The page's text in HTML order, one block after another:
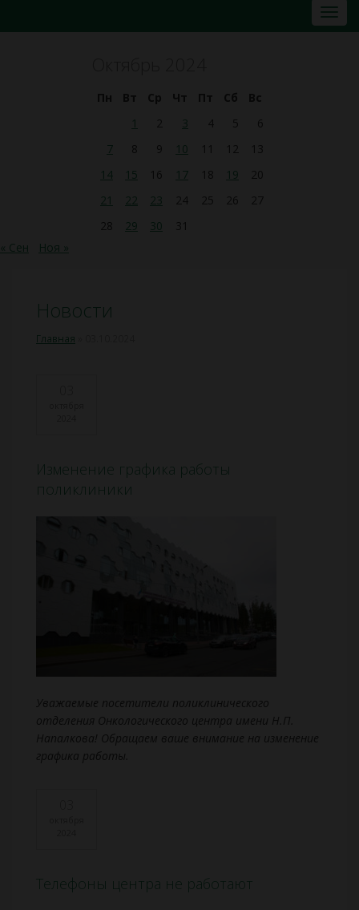
Пн Вт Ср Чт Пт Сб
Вс
1
2 3 4 5
6
7
8 9 10 11 12
13
14
15 16 17 18 19
20
21
22 23 24 25 26
27
28
29 30
31
« Сен
Ноя »
Новости
Главная
Изменение графика работы
поликлиники
Уважаемые посетители поликлинического
отделения Онкологического центра имени Н.П.
Напалкова! Обращаем ваше внимание на изменение
графика работы.
Телефоны центра не работают